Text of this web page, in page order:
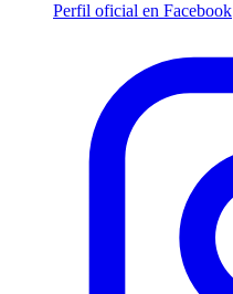
Perfil oficial en Facebook